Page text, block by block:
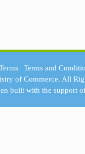
| Terms and
of Commerce. All
built with the support